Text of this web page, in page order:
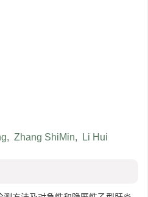
, Zhang ShiMin, Li Hui